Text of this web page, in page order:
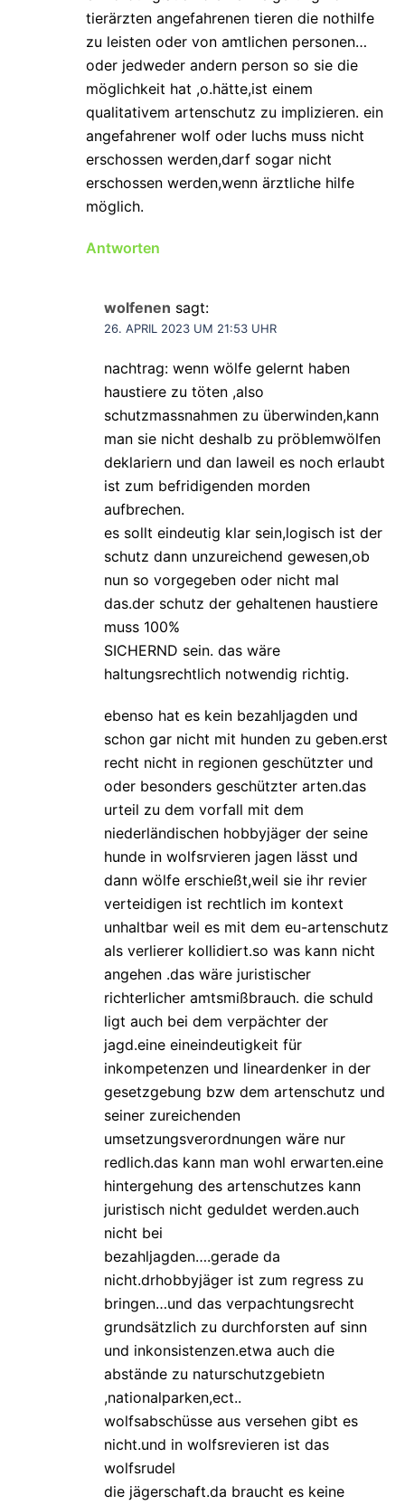
tierärzten angefahrenen tieren die nothilfe
zu leisten oder von amtlichen personen…
oder jedweder andern person so sie die
möglichkeit hat ,o.hätte,ist einem
qualitativem artenschutz zu implizieren. ein
angefahrener wolf oder luchs muss nicht
erschossen werden,darf sogar nicht
erschossen werden,wenn ärztliche hilfe
möglich.
Antworten
wolfenen sagt:
26. APRIL 2023 UM 21:53 UHR
nachtrag: wenn wölfe gelernt haben
haustiere zu töten ,also
schutzmassnahmen zu überwinden,kann
man sie nicht deshalb zu pröblemwölfen
deklariern und dan laweil es noch erlaubt
ist zum befridigenden morden
aufbrechen.
es sollt eindeutig klar sein,logisch ist der
schutz dann unzureichend gewesen,ob
nun so vorgegeben oder nicht mal
das.der schutz der gehaltenen haustiere
muss 100%
SICHERND sein. das wäre
haltungsrechtlich notwendig richtig.
ebenso hat es kein bezahljagden und
schon gar nicht mit hunden zu geben.erst
recht nicht in regionen geschützter und
oder besonders geschützter arten.das
urteil zu dem vorfall mit dem
niederländischen hobbyjäger der seine
hunde in wolfsrvieren jagen lässt und
dann wölfe erschießt,weil sie ihr revier
verteidigen ist rechtlich im kontext
unhaltbar weil es mit dem eu-artenschutz
als verlierer kollidiert.so was kann nicht
angehen .das wäre juristischer
richterlicher amtsmißbrauch. die schuld
ligt auch bei dem verpächter der
jagd.eine eineindeutigkeit für
inkompetenzen und lineardenker in der
gesetzgebung bzw dem artenschutz und
seiner zureichenden
umsetzungsverordnungen wäre nur
redlich.das kann man wohl erwarten.eine
hintergehung des artenschutzes kann
juristisch nicht geduldet werden.auch
nicht bei
bezahljagden….gerade da
nicht.drhobbyjäger ist zum regress zu
bringen…und das verpachtungsrecht
grundsätzlich zu durchforsten auf sinn
und inkonsistenzen.etwa auch die
abstände zu naturschutzgebietn
,nationalparken,ect..
wolfsabschüsse aus versehen gibt es
nicht.und in wolfsrevieren ist das
wolfsrudel
die jägerschaft.da braucht es keine